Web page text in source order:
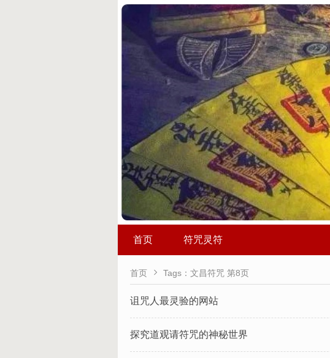
首页 符咒灵符
首页  Tags：文昌符咒 第8页
诅咒人最灵验的网站
​探究道观请符咒的神秘世界